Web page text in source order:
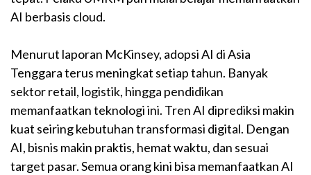
AI berbasis cloud.
Menurut laporan McKinsey, adopsi AI di Asia
Tenggara terus meningkat setiap tahun. Banyak
sektor retail, logistik, hingga pendidikan
memanfaatkan teknologi ini. Tren AI diprediksi makin
kuat seiring kebutuhan transformasi digital. Dengan
AI, bisnis makin praktis, hemat waktu, dan sesuai
target pasar. Semua orang kini bisa memanfaatkan AI